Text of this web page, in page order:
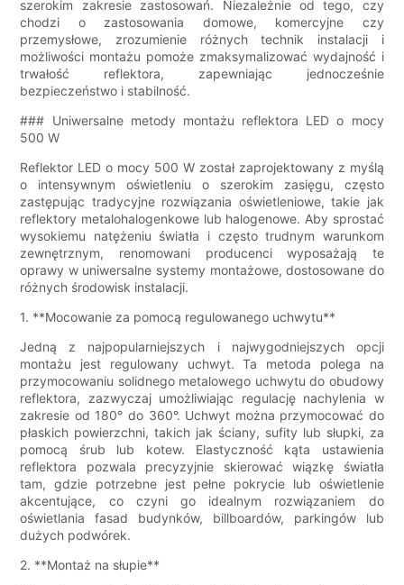
szerokim zakresie zastosowań. Niezależnie od tego, czy
chodzi o zastosowania domowe, komercyjne czy
przemysłowe, zrozumienie różnych technik instalacji i
możliwości montażu pomoże zmaksymalizować wydajność i
trwałość reflektora, zapewniając jednocześnie
bezpieczeństwo i stabilność.
### Uniwersalne metody montażu reflektora LED o mocy
500 W
Reflektor LED o mocy 500 W został zaprojektowany z myślą
o intensywnym oświetleniu o szerokim zasięgu, często
zastępując tradycyjne rozwiązania oświetleniowe, takie jak
reflektory metalohalogenkowe lub halogenowe. Aby sprostać
wysokiemu natężeniu światła i często trudnym warunkom
zewnętrznym, renomowani producenci wyposażają te
oprawy w uniwersalne systemy montażowe, dostosowane do
różnych środowisk instalacji.
1. **Mocowanie za pomocą regulowanego uchwytu**
Jedną z najpopularniejszych i najwygodniejszych opcji
montażu jest regulowany uchwyt. Ta metoda polega na
przymocowaniu solidnego metalowego uchwytu do obudowy
reflektora, zazwyczaj umożliwiając regulację nachylenia w
zakresie od 180° do 360°. Uchwyt można przymocować do
płaskich powierzchni, takich jak ściany, sufity lub słupki, za
pomocą śrub lub kotew. Elastyczność kąta ustawienia
reflektora pozwala precyzyjnie skierować wiązkę światła
tam, gdzie potrzebne jest pełne pokrycie lub oświetlenie
akcentujące, co czyni go idealnym rozwiązaniem do
oświetlania fasad budynków, billboardów, parkingów lub
dużych podwórek.
2. **Montaż na słupie**